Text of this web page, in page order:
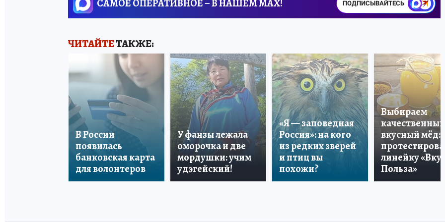
САМОЕ ОПЕРАТИВНОЕ – В НАШЕМ MAX! ПОДПИСЫВАЙТЕСЬ
ЧИТАЙТЕТАКЖЕ:
В России
появилась
банковская карта
для волонтеров
У фанзы лежала
оморочка и две
мордушки: учим
удэгейский!
«Я — заповедная
Россия»: на кого
из редких зверей
и птиц вы
похожи?
Выбираем
качественный
вкусный мёд:
линейку «Вкус
Польза»